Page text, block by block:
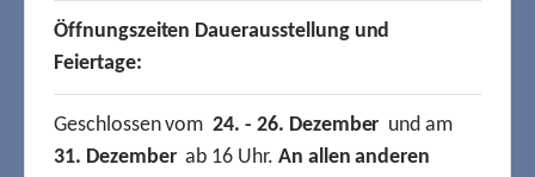
Öffnungszeiten Dauerausstellung und
Feiertage:
Geschlossen vom24. - 26. Dezember und am
31. Dezemberab 16 Uhr. An allen anderen